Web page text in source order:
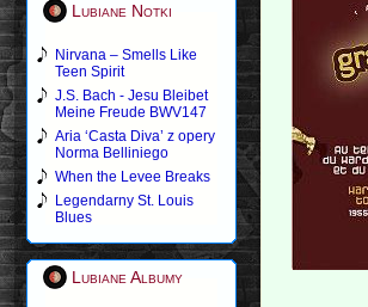
Lubiane Notki
Nirvana – Smells Like
Teen Spirit
J.S. Bach - Jesu Bleibet
Meine Freude BWV147
Aria ‘Casta Diva’ z opery
Norma Belliniego
When the Levee Breaks
Legendarny St. Louis
Blues
Lubiane Albumy